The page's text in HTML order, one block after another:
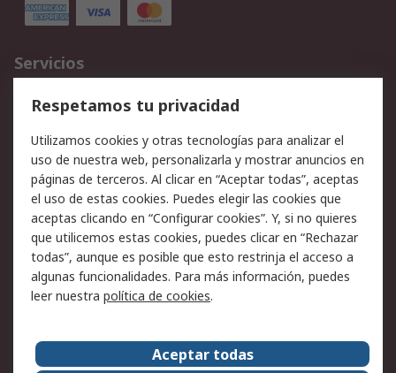
Servicios
Cómo realizar pedidos
Devoluciones
Facturación y pago
Ofertas
Soporte técnico
Legal
Aviso legal
Política de privacidad -
Actualizada
Política sobre cookies
Seguridad de emails
Certificaciones de
Condiciones de venta
Acerca de RS
Respetamos tu privacidad
Utilizamos cookies y otras tecnologías para analizar el
uso de nuestra web, personalizarla y mostrar anuncios en
páginas de terceros. Al clicar en “Aceptar todas”, aceptas
el uso de estas cookies. Puedes elegir las cookies que
aceptas clicando en “Configurar cookies”. Y, si no quieres
que utilicemos estas cookies, puedes clicar en “Rechazar
todas”, aunque es posible que esto restrinja el acceso a
algunas funcionalidades. Para más información, puedes
leer nuestra política de cookies.
Aceptar todas